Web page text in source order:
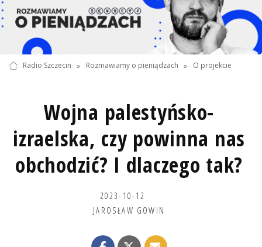
Radio Szczecin » Rozmawiamy o pieniądzach » O projekcie
Wojna palestyńsko-
izraelska, czy powinna nas
obchodzić? I dlaczego tak?
2023-10-12
JAROSŁAW GOWIN